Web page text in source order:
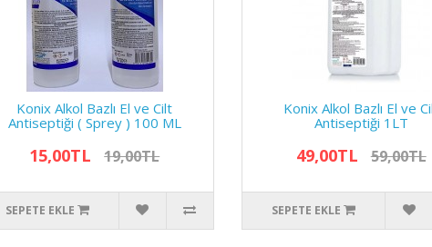
Konix Alkol Bazlı El ve Cilt
Antiseptiği ( Sprey ) 100 ML
15,00TL 19,00TL
SEPETE EKLE
Konix Alkol Bazlı El ve
Antiseptiği 1LT
49,00TL 59,00TL
SEPETE EKLE